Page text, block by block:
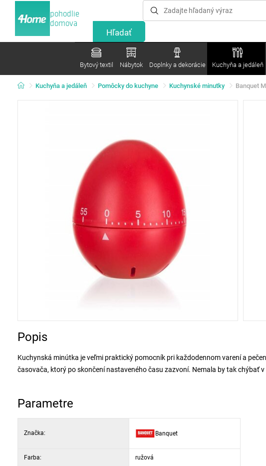
pohodlie
domova
Bytový textil Nábytok Doplnky a dekorácie Kuchyňa a jedáleň
Kuchyňa a jedáleň Pomôcky do kuchyne Kuchynské minutky Banquet
Popis
Kuchynská minútka je veľmi praktický pomocník pri každodennom varení a
časovača, ktorý po skončení nastaveného času zazvoní. Nemala by tak chýbať
Parametre
Značka: Banquet
Farba: ružová